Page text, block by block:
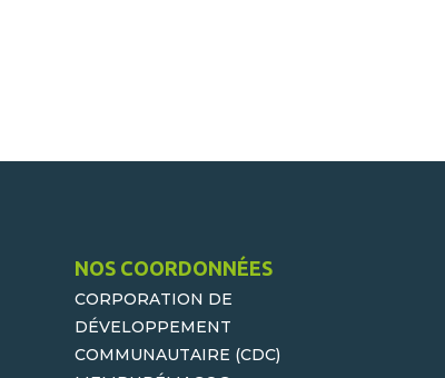
NOS COORDONNÉES
CORPORATION DE
DÉVELOPPEMENT
COMMUNAUTAIRE (CDC)